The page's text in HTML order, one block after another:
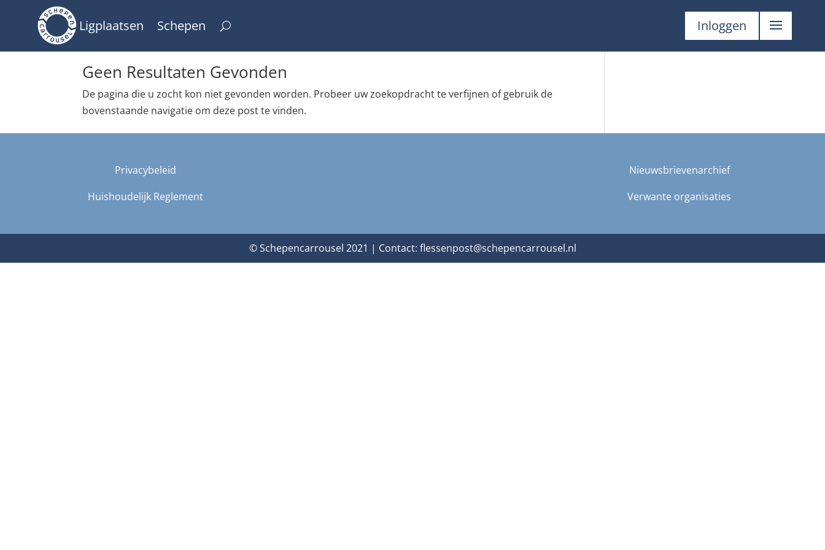
Ligplaatsen Schepen Inloggen
Geen Resultaten Gevonden
De pagina die u zocht kon niet gevonden worden. Probeer uw zoekopdracht te verfijnen of gebruik de
bovenstaande navigatie om deze post te vinden.
Privacybeleid
Huishoudelijk Reglement
Nieuwsbrievenarchief
Verwante organisaties
© Schepencarrousel 2021 | Contact: flessenpost@schepencarrousel.nl